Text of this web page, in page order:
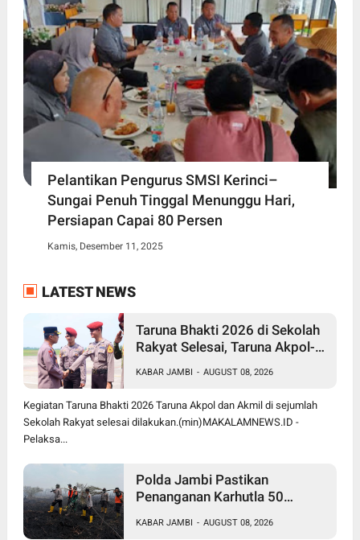
Pelantikan Pengurus SMSI Kerinci–
Sungai Penuh Tinggal Menunggu Hari,
Persiapan Capai 80 Persen
Kamis, Desember 11, 2025
LATEST NEWS
Taruna Bhakti 2026 di Sekolah
Rakyat Selesai, Taruna Akpol-
Menggunakan Hercules A-7305
KABAR JAMBI - AUGUST 08, 2026
Kegiatan Taruna Bhakti 2026 Taruna Akpol dan Akmil di sejumlah
Sekolah Rakyat selesai dilakukan.(min)MAKALAMNEWS.ID -
Pelaksa...
Polda Jambi Pastikan
Penanganan Karhutla 50
Berjalan Maksimal
KABAR JAMBI - AUGUST 08, 2026